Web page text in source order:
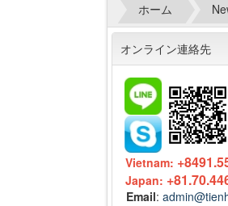
ホーム
オンライン連絡先
Vietnam:
Japan:
Email: